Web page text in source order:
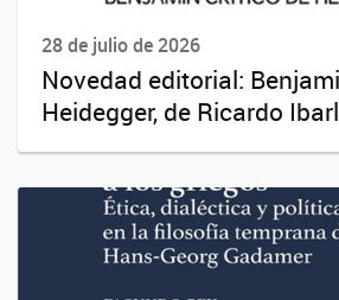
28 de julio de 2026
Novedad editorial:
Heidegger, de Ricardo